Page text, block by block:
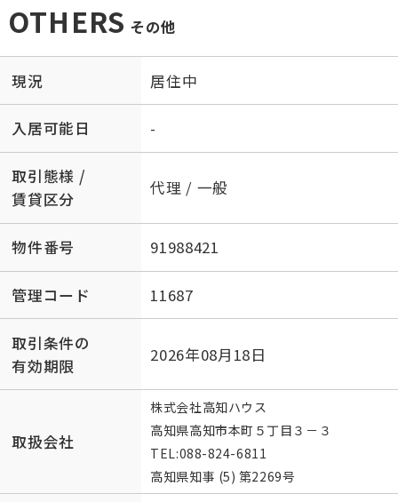
OTHERS その他
現況 居住中
入居可能日 -
取引態様 /
賃貸区分
代理 / 一般
物件番号 91988421
管理コード 11687
取引条件の
有効期限
2026年08月18日
取扱会社
株式会社高知ハウス
高知県高知市本町５丁目３－３
TEL:088-824-6811
高知県知事 (5) 第2269号